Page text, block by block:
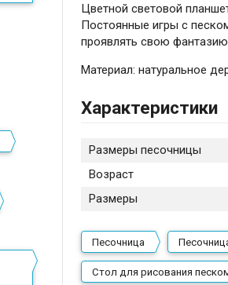
Цветной световой
Постоянные игры с
проявлять свою
Материал: натуральное
Характеристики
Размеры песочницы
Возраст
Размеры
Песочница
Стол для рисования